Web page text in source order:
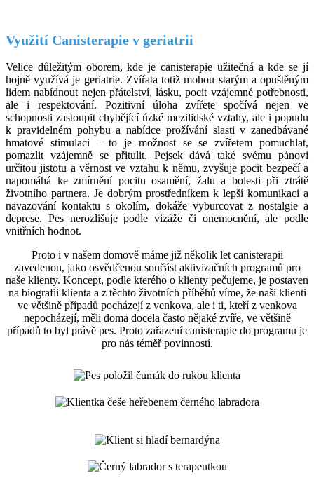
Využití Canisterapie v geriatrii
Velice důležitým oborem, kde je canisterapie užitečná a kde se jí
hojně využívá je geriatrie. Zvířata totiž mohou starým a opuštěným
lidem nabídnout nejen přátelství, lásku, pocit vzájemné potřebnosti,
ale i respektování. Pozitivní úloha zvířete spočívá nejen ve
schopnosti zastoupit chybějící úzké mezilidské vztahy, ale i popudu
k pravidelném pohybu a nabídce prožívání slasti v zanedbávané
hmatové stimulaci – to je možnost se se zvířetem pomuchlat,
pomazlit vzájemně se přitulit. Pejsek dává také svému pánovi
určitou jistotu a věrnost ve vztahu k němu, zvyšuje pocit bezpečí a
napomáhá ke zmírnění pocitu osamění, žalu a bolesti při ztrátě
životního partnera. Je dobrým prostředníkem k lepší komunikaci a
navazování kontaktu s okolím, dokáže vyburcovat z nostalgie a
deprese. Pes nerozlišuje podle vizáže či onemocnění, ale podle
vnitřních hodnot.
Proto i v našem domově máme již několik let canisterapii
zavedenou, jako osvědčenou součást aktivizačních programů pro
naše klienty. Koncept, podle kterého o klienty pečujeme, je postaven
na biografii klienta a z těchto životních příběhů víme, že naši klienti
ve většině případů pocházejí z venkova, ale i ti, kteří z venkova
nepocházejí, měli doma docela často nějaké zvíře, ve většině
případů to byl právě pes. Proto zařazení canisterapie do programu je
pro nás téměř povinností.